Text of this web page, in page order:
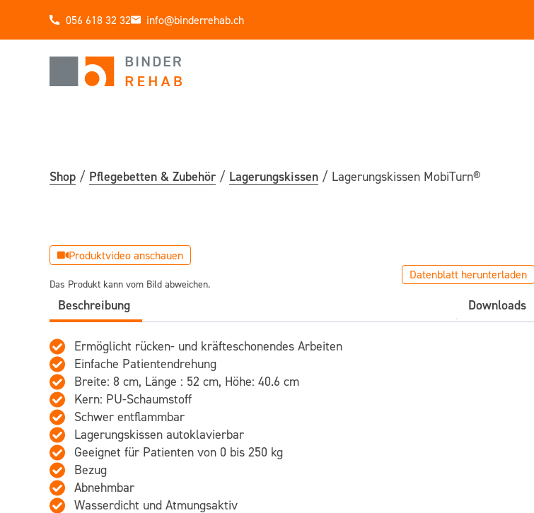
056 618 32 32 info@binderrehab.ch
Aktion
Shop / Pflege­betten & Zubehör/ Lagerungs­kissen / Lagerungskissen MobiTurn®
Datenblatt herunterladen
Das Produkt kann vom Bild abweichen.
Beschreibung Downloads
Ermöglicht rücken- und kräfteschonendes Arbeiten
Einfache Patientendrehung
Breite: 8 cm, Länge : 52 cm, Höhe: 40.6 cm
Kern: PU-Schaumstoff
Schwer entflammbar
Lagerungskissen autoklavierbar
Geeignet für Patienten von 0 bis 250 kg
Bezug
Abnehmbar
Wasserdicht und Atmungsaktiv